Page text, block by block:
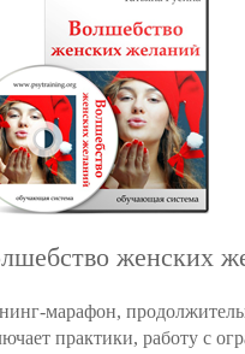
женских
марафон,
практики, работу с